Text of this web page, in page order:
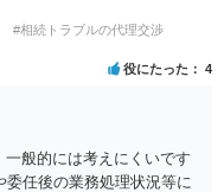
、優位に立つことはできま
言が作れないはずの事
こすのは一つの手です。
か。 →一般論としては可
亡くなられた後に動くこ
#相続トラブルの代理交渉
役にたった 4
般的には考えにくいです
任後の業務処理状況等に